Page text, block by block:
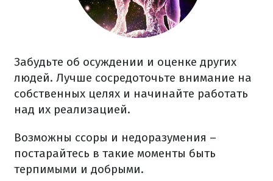
Забудьте об осуждении и оценке других
людей. Лучше сосредоточьте внимание на
собственных целях и начинайте работать
над их реализацией.
Возможны ссоры и недоразумения –
постарайтесь в такие моменты быть
терпимыми и добрыми.